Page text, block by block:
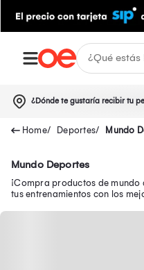
¿Dónde te gustaría recibir tu
Deportes Mundo
Mundo Deportes
¡Compra productos de
tus entrenamientos con los